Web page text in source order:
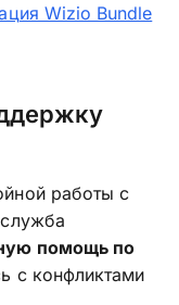
Wizio Bundle
работы с
помощь по
с конфликтами